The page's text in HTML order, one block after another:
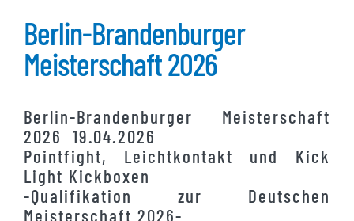
Berlin-Brandenburger
Meisterschaft 2026
Berlin-Brandenburger Meisterschaft
2026 19.04.2026
Pointfight, Leichtkontakt und Kick
Light Kickboxen
-Qualifikation zur Deutschen
Meisterschaft 2026-